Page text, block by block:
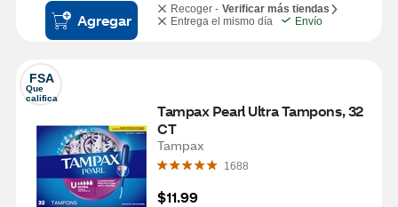
Agregar
Recoger - Verificar más tiendas
Entrega el mismo día
Envío
FSA
Que
califica
Tampax Pearl Ultra Tampons, 32
CT
Tampax
1688
$11.99